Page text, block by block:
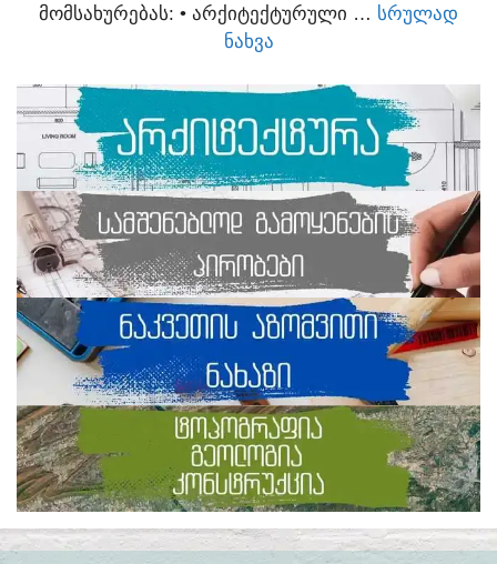
ᲛᲝᲛᲡᲐᲮᲣᲠᲔᲑᲐᲡ:​ • ᲐᲠᲥᲘᲢᲔᲥᲢᲣᲠᲣᲚᲘ … ᲡᲠᲣᲚᲐᲓ
ᲜᲐᲮᲕᲐ